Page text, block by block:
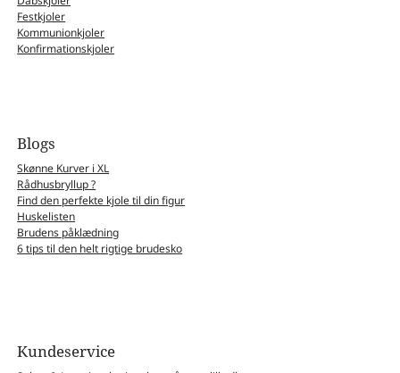
Festkjoler
Kommunionkjoler
Konfirmationskjoler
Blogs
Skønne Kurver i XL
Rådhusbryllup ?
Find den perfekte kjole til din figur
Huskelisten
Brudens påklædning
6 tips til den helt rigtige brudesko
Kundeservice